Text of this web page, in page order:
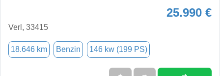
25.990 €
Verl, 33415
18.646 km Benzin 146 kw (199 PS)